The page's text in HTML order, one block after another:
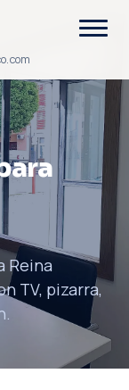
Reina
TV, pizarra,